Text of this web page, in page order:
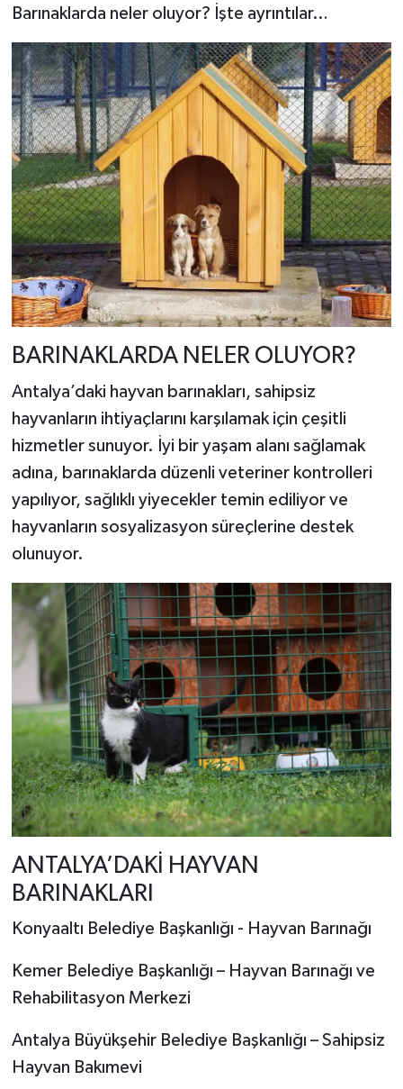
Barınaklarda neler oluyor? İşte ayrıntılar…
BARINAKLARDA NELER OLUYOR?
Antalya’daki hayvan barınakları, sahipsiz
hayvanların ihtiyaçlarını karşılamak için çeşitli
hizmetler sunuyor. İyi bir yaşam alanı sağlamak
adına, barınaklarda düzenli veteriner kontrolleri
yapılıyor, sağlıklı yiyecekler temin ediliyor ve
hayvanların sosyalizasyon süreçlerine destek
olunuyor.
ANTALYA’DAKİ HAYVAN
BARINAKLARI
Konyaaltı Belediye Başkanlığı - Hayvan Barınağı
Kemer Belediye Başkanlığı – Hayvan Barınağı ve
Rehabilitasyon Merkezi
Antalya Büyükşehir Belediye Başkanlığı – Sahipsiz
Hayvan Bakımevi